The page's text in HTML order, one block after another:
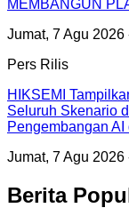
MEMBANGUN
Jumat, 7 Agu 2026
Pers Rilis
HIKSEMI
Seluruh Skenario
Pengembangan AI
Jumat, 7 Agu 2026
Berita